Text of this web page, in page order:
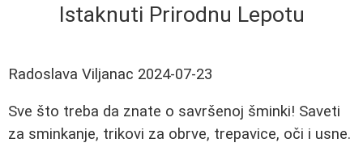
Istaknuti Prirodnu Lepotu
Radoslava Viljanac 2024-07-23
Sve što treba da znate o savršenoj šminki! Saveti
za sminkanje, trikovi za obrve, trepavice, oči i usne.